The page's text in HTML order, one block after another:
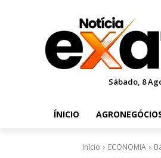
Sábado, 8
ÍNICIO
Início ECONOMIA